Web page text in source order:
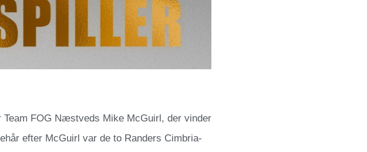
FOG Næstveds Mike McGuirl, der vinder
efter McGuirl var de to Randers Cimbria-